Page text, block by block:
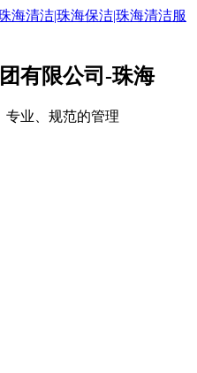
有限公司-珠海
专业、规范的管理